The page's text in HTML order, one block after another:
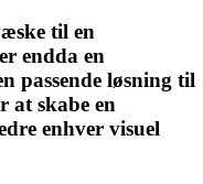
til en
endda en
passende løsning til
at skabe en
enhver visuel